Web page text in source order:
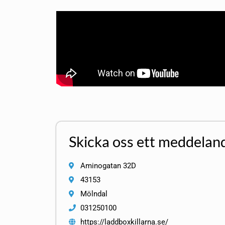
Skicka oss ett
Aminogatan 32D
43153
Mölndal
031250100
https://laddboxkillarna.se/